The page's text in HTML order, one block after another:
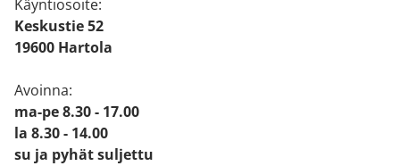
Käyntiosoite:
Keskustie 52
19600 Hartola
Avoinna:
ma-pe 8.30 - 17.00
la 8.30 - 14.00
su ja pyhät suljettu